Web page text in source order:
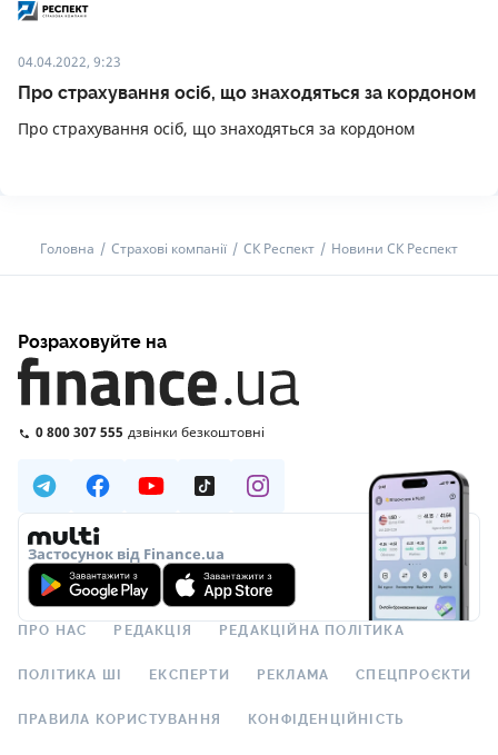
04.04.2022, 9:23
Про страхування осіб, що знаходяться за кордоном
Про страхування осіб, що знаходяться за кордоном
Головна Страхові компанії СК Респект Новини СК Респект
Розраховуйте на
0 800 307 555 дзвінки безкоштовні
Застосунок від Finance.ua
ПРО НАС РЕДАКЦІЯ РЕДАКЦІЙНА ПОЛІТИКА
ПОЛІТИКА ШІ ЕКСПЕРТИ РЕКЛАМА СПЕЦПРОЄКТИ
ПРАВИЛА КОРИСТУВАННЯ КОНФІДЕНЦІЙНІСТЬ